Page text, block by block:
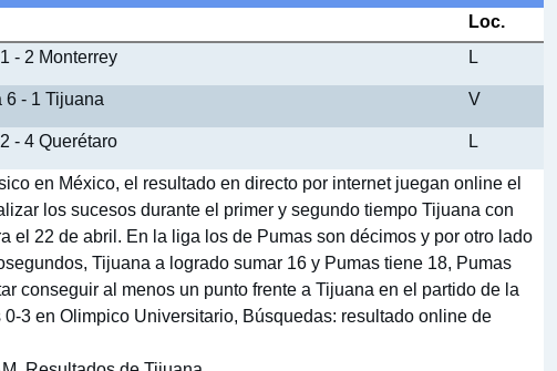
Loc.
- 2 Monterrey L
6 - 1 Tijuana V
- 4 Querétaro L
en México, el resultado en directo por internet juegan online el
los sucesos durante el primer y segundo tiempo Tijuana con
el 22 de abril. En la liga los de Pumas son décimos y por otro lado
Tijuana a logrado sumar 16 y Pumas tiene 18, Pumas
conseguir al menos un punto frente a Tijuana en el partido de la
3 en Olimpico Universitario, Búsquedas: resultado online de